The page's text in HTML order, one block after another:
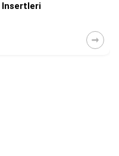
Insertleri